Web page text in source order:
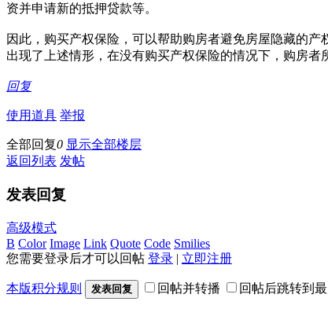
资并申请新的抵押贷款等。
因此，购买产权保险，可以帮助购房者避免房屋隐藏的
出现了上述情形，在没有购买产权保险的情况下，购房者
回复
使用道具 举报
全部回复0 显示全部楼层
返回列表 发帖
发表回复
高级模式
B Color Image Link Quote Code Smilies
您需要登录后才可以回帖 登录 | 立即注册
本版积分规则 发表回复 回帖并转播 回帖后跳转到